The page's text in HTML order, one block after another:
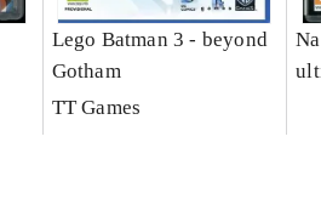
Lego Batman 3 - beyond
Gotham
TT Games